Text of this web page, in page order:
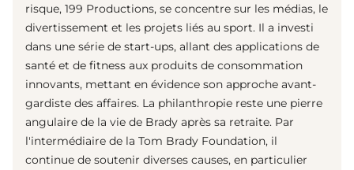
risque, 199 Productions, se concentre sur les médias, le
divertissement et les projets liés au sport. Il a investi
dans une série de start-ups, allant des applications de
santé et de fitness aux produits de consommation
innovants, mettant en évidence son approche avant-
gardiste des affaires. La philanthropie reste une pierre
angulaire de la vie de Brady après sa retraite. Par
l'intermédiaire de la Tom Brady Foundation, il
continue de soutenir diverses causes, en particulier